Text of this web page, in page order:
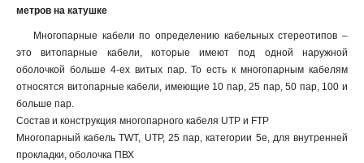
метров на катушке
Многопарные кабели по определению кабельных стереотипов –
это витопарные кабели, которые имеют под одной наружной
оболочкой больше 4-ех витых пар. То есть к многопарным кабелям
относятся витопарные кабели, имеющие 10 пар, 25 пар, 50 пар, 100 и
больше пар.
Состав и конструкция многопарного кабеля UTP и FTP
Многопарный кабель TWT, UTP, 25 пар, категории 5e, для внутренней
прокладки, оболочка ПВХ